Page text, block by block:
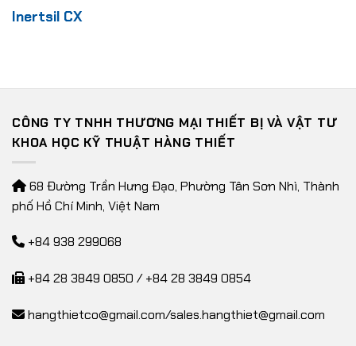
Inertsil CX
CÔNG TY TNHH THƯƠNG MẠI THIẾT BỊ VÀ VẬT TƯ
KHOA HỌC KỸ THUẬT HÀNG THIẾT
68 Đường Trần Hưng Đạo, Phường Tân Sơn Nhì, Thành
phố Hồ Chí Minh, Việt Nam
+84 938 299068
+84 28 3849 0850 / +84 28 3849 0854
hangthietco@gmail.com/sales.hangthiet@gmail.com